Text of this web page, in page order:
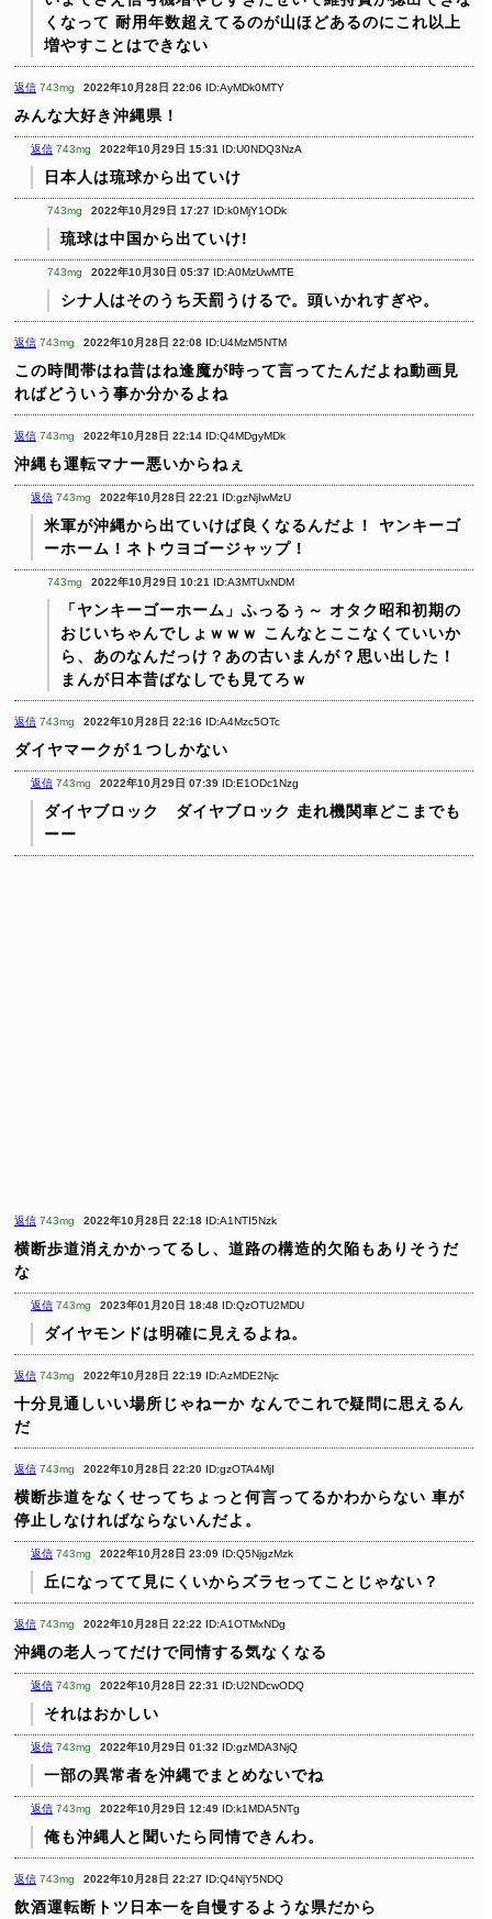
くなって 耐用年数超えてるのが山ほどあるのにこれ以上
増やすことはできない
返信 743mg 2022年10月28日 22:06 ID:AyMDk0MTY
みんな大好き沖縄県！
返信 743mg 2022年10月29日 15:31 ID:U0NDQ3NzA
日本人は琉球から出ていけ
743mg 2022年10月29日 17:27 ID:k0MjY1ODk
琉球は中国から出ていけ!
743mg 2022年10月30日 05:37 ID:A0MzUwMTE
シナ人はそのうち天罰うけるで。頭いかれすぎや。
返信 743mg 2022年10月28日 22:08 ID:U4MzM5NTM
この時間帯はね昔はね逢魔が時って言ってたんだよね動画見
ればどういう事か分かるよね
返信 743mg 2022年10月28日 22:14 ID:Q4MDgyMDk
沖縄も運転マナー悪いからねぇ
返信 743mg 2022年10月28日 22:21 ID:gzNjIwMzU
米軍が沖縄から出ていけば良くなるんだよ！
ヤンキーゴ
ーホーム！ネトウヨゴージャップ！
743mg 2022年10月29日 10:21 ID:A3MTUxNDM
「ヤンキーゴーホーム」ふっるぅ～ オタク昭和初期の
おじいちゃんでしょｗｗｗ こんなとここなくていいか
ら、あのなんだっけ？あの古いまんが？思い出した！
まんが日本昔ばなしでも見てろｗ
返信 743mg 2022年10月28日 22:16 ID:A4Mzc5OTc
ダイヤマークが１つしかない
返信 743mg 2022年10月29日 07:39 ID:E1ODc1Nzg
ダイヤブロック ダイヤブロック 走れ機関車どこまでも
ーー
返信 743mg 2022年10月28日 22:18 ID:A1NTI5Nzk
横断歩道消えかかってるし、道路の構造的欠陥もありそうだ
な
返信 743mg 2023年01月20日 18:48 ID:QzOTU2MDU
ダイヤモンドは明確に見えるよね。
返信 743mg 2022年10月28日 22:19 ID:AzMDE2Njc
十分見通しいい場所じゃねーか なんでこれで疑問に思えるん
だ
返信 743mg 2022年10月28日 22:20 ID:gzOTA4MjI
横断歩道をなくせってちょっと何言ってるかわからない 車が
停止しなければならないんだよ。
返信 743mg 2022年10月28日 23:09 ID:Q5NjgzMzk
丘になってて見にくいからズラセってことじゃない？
返信 743mg 2022年10月28日 22:22 ID:A1OTMxNDg
沖縄の老人ってだけで同情する気なくなる
返信 743mg 2022年10月28日 22:31 ID:U2NDcwODQ
それはおかしい
返信 743mg 2022年10月29日 01:32 ID:gzMDA3NjQ
一部の異常者を沖縄でまとめないでね
返信 743mg 2022年10月29日 12:49 ID:k1MDA5NTg
俺も沖縄人と聞いたら同情できんわ。
返信 743mg 2022年10月28日 22:27 ID:Q4NjY5NDQ
飲酒運転断トツ日本一を自慢するような県だから